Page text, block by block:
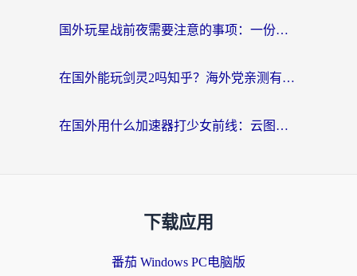
国外玩星战前夜需要注意的事项：一份来自老玩家的网络生存指南
在国外能玩剑灵2吗知乎？海外党亲测有效的国服游戏加速指南
在国外用什么加速器打少女前线：云图计划不卡？一个老玩家的掏心分享
下载应用
番茄 Windows PC电脑版